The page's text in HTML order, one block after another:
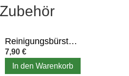
Reinigungsbürste für Mixbehälter, Entsafter & Flaschen
7,90 €
In den Warenkorb